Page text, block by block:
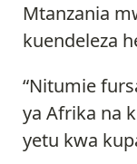
Mtanzania
kuendeleza
“Nitumie
ya Afrika na
yetu kwa